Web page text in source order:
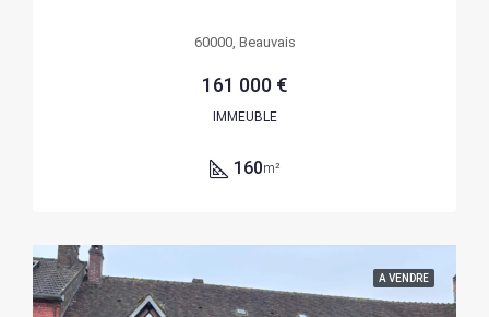
60000, Beauvais
161 000 €
IMMEUBLE
160m²
A VENDRE